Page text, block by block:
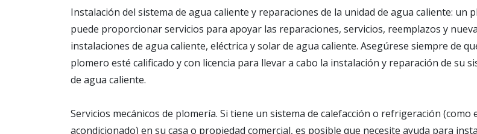
Instalación del sistema de agua caliente y reparaciones de la unidad de agua caliente: un
puede proporcionar servicios para apoyar las reparaciones, servicios, reemplazos y
instalaciones de agua caliente, eléctrica y solar de agua caliente. Asegúrese siempre de
plomero esté calificado y con licencia para llevar a cabo la instalación y reparación de su
de agua caliente.
Servicios mecánicos de plomería. Si tiene un sistema de calefacción o refrigeración (como
acondicionado) en su casa o propiedad comercial, es posible que necesite ayuda para